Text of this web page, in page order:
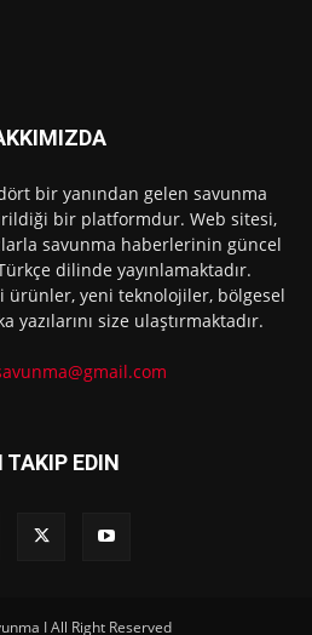
bir yanından gelen savunma
bir platformdur. Web sitesi,
savunma haberlerinin güncel
dilinde yayınlamaktadır.
ürünler, yeni teknolojiler, bölgesel
yazılarını size ulaştırmaktadır.
TAKIP EDIN
I All Right Reserved